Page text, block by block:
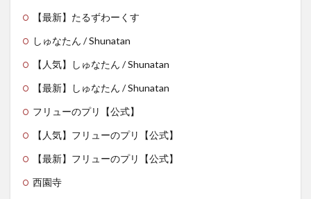
【最新】たるずわーくす
しゅなたん / Shunatan
【人気】しゅなたん / Shunatan
【最新】しゅなたん / Shunatan
フリューのプリ【公式】
【人気】フリューのプリ【公式】
【最新】フリューのプリ【公式】
西園寺